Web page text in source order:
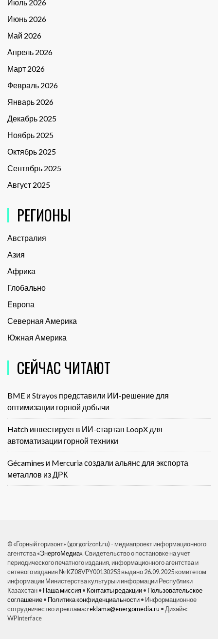
Июль 2026
Июнь 2026
Май 2026
Апрель 2026
Март 2026
Февраль 2026
Январь 2026
Декабрь 2025
Ноябрь 2025
Октябрь 2025
Сентябрь 2025
Август 2025
РЕГИОНЫ
Австралия
Азия
Африка
Глобально
Европа
Северная Америка
Южная Америка
СЕЙЧАС ЧИТАЮТ
BME и Strayos представили ИИ-решение для
оптимизации горной добычи
Hatch инвестирует в ИИ-стартап LoopX для
автоматизации горной техники
Gécamines и Mercuria создали альянс для экспорта
металлов из ДРК
© «Горный горизонт» (gorgorizont.ru) - медиапроект информационного
агентства«ЭнергоМедиа». Свидетельство о постановке на учет
периодического печатного издания, информационного агентства и
сетевого издания № KZ08VPY00130253 выдано 26.09.2025 комитетом
информации Министерства культуры и информации Республики
Казахстан • Наша миссия• Контакты редакции• Пользовательское
соглашение• Политика конфиденциальности• Информационное
сотрудничество и реклама:reklama@energomedia.ru • Дизайн:
WPInterface